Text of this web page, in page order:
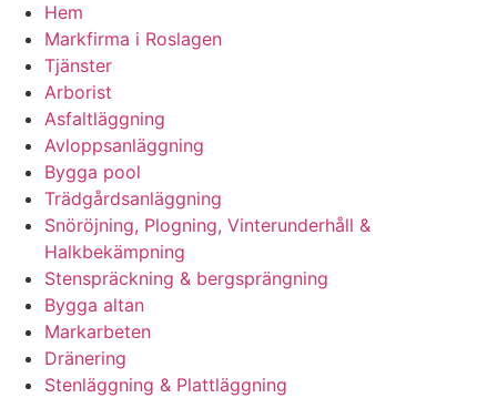
Hem
Markfirma i Roslagen
Tjänster
Arborist
Asfaltläggning
Avloppsanläggning
Bygga pool
Trädgårdsanläggning
Snöröjning, Plogning, Vinterunderhåll &
Halkbekämpning
Stenspräckning & bergsprängning
Bygga altan
Markarbeten
Dränering
Stenläggning & Plattläggning